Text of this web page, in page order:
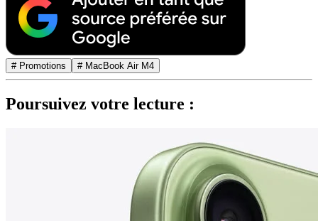
# Promotions # MacBook Air M4
Poursuivez votre lecture :